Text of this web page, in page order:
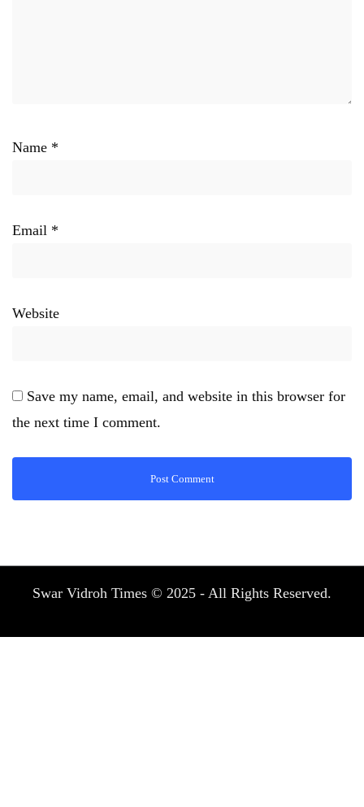
Name *
Email *
Website
Save my name, email, and website in this browser for
the next time I comment.
Swar Vidroh Times © 2025 - All Rights Reserved.